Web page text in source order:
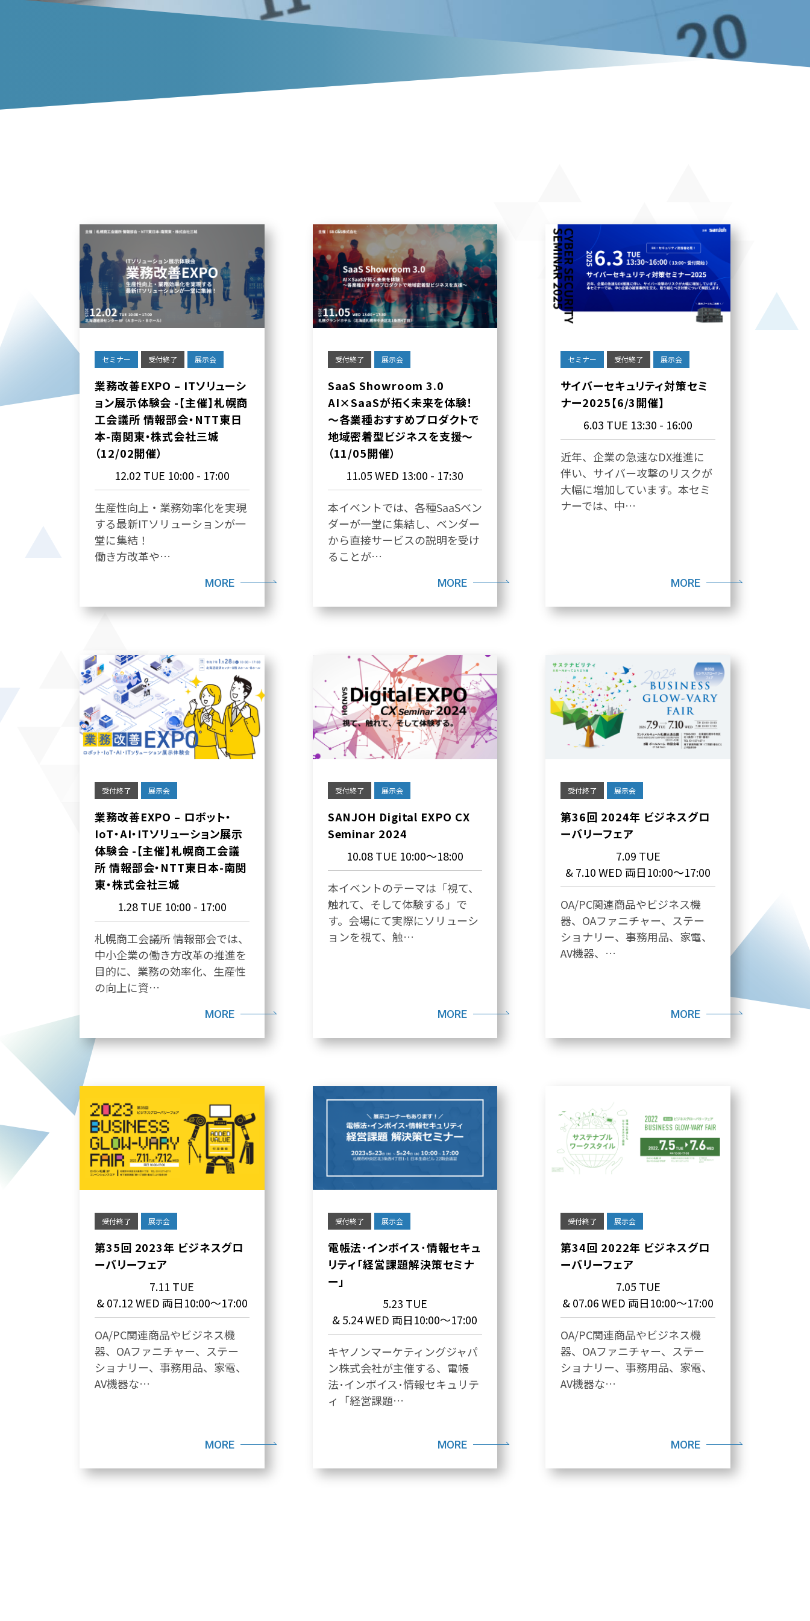
セミナー 受付終了 展示会
業務改善EXPO – ITソリューシ
ョン展示体験会 -【主催】札幌商
工会議所 情報部会・NTT東日
本-南関東・株式会社三城
（12/02開催）
12.02 TUE 10:00 - 17:00
生産性向上・業務効率化を実現
する最新ITソリューションが一
堂に集結！
働き方改革や…
MORE
受付終了 展示会
SaaS Showroom 3.0
AI×SaaSが拓く未来を体験！
～各業種おすすめプロダクトで
地域密着型ビジネスを支援～
（11/05開催）
11.05 WED 13:00 - 17:30
本イベントでは、各種SaaSベン
ダーが一堂に集結し、ベンダー
から直接サービスの説明を受け
ることが…
MORE
セミナー 受付終了 展示会
サイバーセキュリティ対策セミ
ナー2025【6/3開催】
6.03 TUE 13:30 - 16:00
近年、企業の急速なDX推進に
伴い、サイバー攻撃のリスクが
大幅に増加しています。本セミ
ナーでは、中…
MORE
受付終了 展示会
業務改善EXPO – ロボット・
IoT・AI・ITソリューション展示
体験会 -【主催】札幌商工会議
所 情報部会・NTT東日本-南関
東・株式会社三城
1.28 TUE 10:00 - 17:00
札幌商工会議所 情報部会では、
中小企業の働き方改革の推進を
目的に、業務の効率化、生産性
の向上に資…
MORE
受付終了 展示会
SANJOH Digital EXPO CX
Seminar 2024
10.08 TUE 10:00～18:00
本イベントのテーマは「視て、
触れて、そして体験する」で
す。会場にて実際にソリューシ
ョンを視て、触…
MORE
受付終了 展示会
第36回 2024年 ビジネスグロ
ーバリーフェア
7.09 TUE
& 7.10 WED 両日10:00～17:00
OA/PC関連商品やビジネス機
器、OAファニチャー、ステー
ショナリー、事務用品、家電、
AV機器、…
MORE
受付終了 展示会
第35回 2023年 ビジネスグロ
ーバリーフェア
7.11 TUE
& 07.12 WED 両日10:00～17:00
OA/PC関連商品やビジネス機
器、OAファニチャー、ステー
ショナリー、事務用品、家電、
AV機器な…
MORE
受付終了 展示会
電帳法･インボイス･情報セキュ
リティ「経営課題解決策セミナ
ー」
5.23 TUE
& 5.24 WED 両日10:00～17:00
キヤノンマーケティングジャパ
ン株式会社が主催する、電帳
法･インボイス･情報セキュリテ
ィ「経営課題…
MORE
受付終了 展示会
第34回 2022年 ビジネスグロ
ーバリーフェア
7.05 TUE
& 07.06 WED 両日10:00～17:00
OA/PC関連商品やビジネス機
器、OAファニチャー、ステー
ショナリー、事務用品、家電、
AV機器な…
MORE